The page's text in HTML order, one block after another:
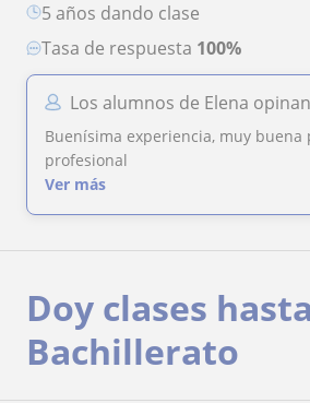
5 años dando clase
Tasa de respuesta 100%
Los alumnos de Elena
Buenísima experiencia, muy buena
profesional
Ver más
Doy clases
Bachillerato